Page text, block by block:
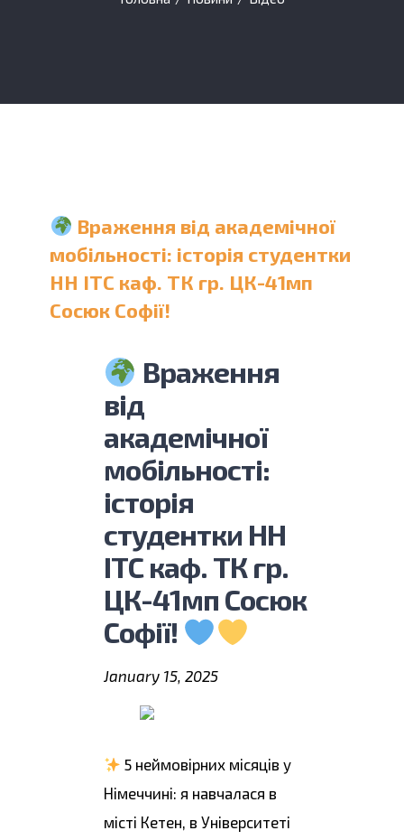
Враження від академічної
мобільності: історія студентки
НН ІТС каф. ТК гр. ЦК-41мп
Сосюк Софії!
Враження
від
академічної
мобільності:
історія
студентки НН
ІТС каф. ТК гр.
ЦК-41мп Сосюк
Софії!
January 15, 2025
5 неймовірних місяців у
Німеччині: я навчалася в
місті Кетен, в Університеті